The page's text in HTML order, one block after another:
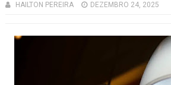
HAILTON PEREIRA DEZEMBRO 24, 2025